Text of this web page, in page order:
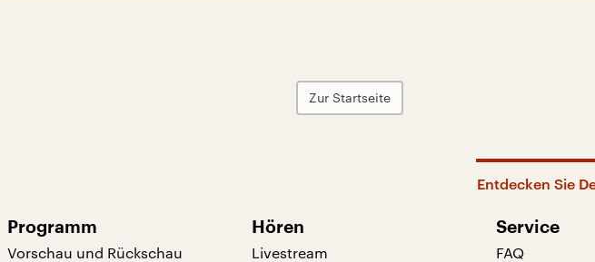
Zur Startseite
Entdecken Sie
Programm
Vorschau und Rückschau
Hören
Livestream
Service
FAQ